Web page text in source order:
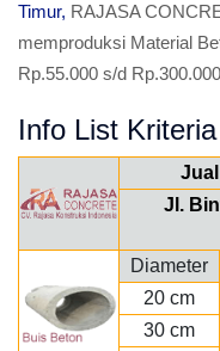
Timur, RAJASA
memproduksi Material
Rp.55.000 s/d
Info List
Jl.
Diameter
20 cm
30 cm